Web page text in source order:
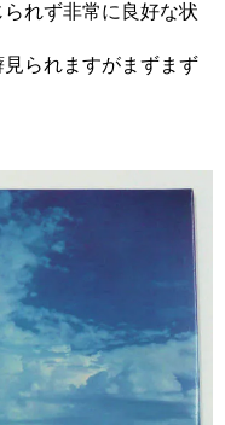
れず非常に良好な状
られますがまずまず